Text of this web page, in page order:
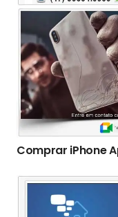
Comprar iPhone